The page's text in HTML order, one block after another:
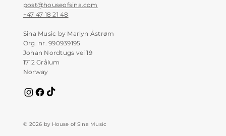
post@houseofsina.com
+47 47 18 21 48
Sina Music by Marlyn Åstrøm
Org. nr. 990939195
Johan Nordtugs vei 19
1712 Grålum
Norway
© 2026 by House of SIna Music